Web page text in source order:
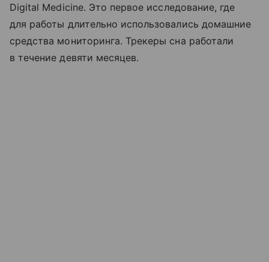
Digital Medicine. Это первое исследование, где
для работы длительно использовались домашние
средства мониторинга. Трекеры сна работали
в течение девяти месяцев.